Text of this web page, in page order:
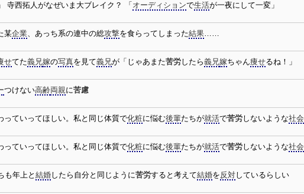
寺西拓人がなぜいま大ブレイク？ 「 オーディションで生活が一夜にして一変」
某企業、あっち系の連中の総攻撃を食らってしまった結果……
せてた義兄嫁の写真を見て義兄が「じゃあまた苦労したら義兄嫁ちゃん痩せるね！」
つけない高齢両親に苦慮
っていってほしい。私と同じ体質で化粧に悩む後輩たちが就活で苦労しないような社会
っていってほしい。私と同じ体質で化粧に悩む後輩たちが就活で苦労しないような社会
も年上と 結婚したら自分と同じように苦労すると考えて結婚を反対しているらしい